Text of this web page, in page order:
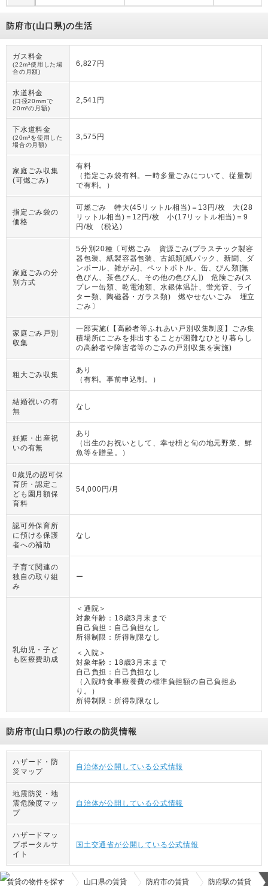
防府市(山口県)の生活
ガス料金
(22m³使用した場
合の月額)
6,827円
水道料金
(口径20mmで
20m³の月額)
2,541円
下水道料金
(20m³を使用した
場合の月額)
3,575円
家庭ごみ収集
(可燃ごみ)
有料
（ 指定ごみ袋有料。一時多量ごみについて、従量制
で有料。
）
指定ごみ袋の
価格
可燃ごみ 特大(45リットル相当)＝13円/枚 大(28
リットル相当)＝12円/枚 小(17リットル相当)＝9
円/枚 (税込)
家庭ごみの分
別方式
5分別20種〔可燃ごみ 資源ごみ(プラスチック製容
器包装、紙製容器包装、古紙類[紙パック、新聞、ダ
ンボール、雑がみ]、ペットボトル、缶、びん類[無
色びん、茶色びん、その他の色びん]) 危険ごみ(ス
プレー缶類、乾電池類、水銀体温計、蛍光管、ライ
ター類、陶磁器・ガラス類) 燃やせないごみ 埋立
ごみ〕
家庭ごみ戸別
収集
一部実施(【高齢者等ふれあい戸別収集制度】ごみ集
積場所にごみを排出することが困難なひとり暮らし
の高齢者や障害者等のごみの戸別収集を実施)
粗大ごみ収集
あり
（ 有料。事前申込制。 ）
結婚祝いの有
無
なし
妊娠・出産祝
いの有無
あり
（ 出生のお祝いとして、幸せ枡と旬の地元野菜、鮮
魚等を贈呈。
）
0歳児の認可保
育所・認定こ
ども園月額保
育料
54,000円/月
認可外保育所
に預ける保護
者への補助
なし
子育て関連の
独自の取り組
み
ー
乳幼児・子ど
も医療費助成
＜通院＞
対象年齢： 18歳3月末まで
自己負担： 自己負担なし
所得制限： 所得制限なし
＜入院＞
対象年齢： 18歳3月末まで
自己負担： 自己負担なし
（ 入院時食事療養費の標準負担額の自己負担あ
り。
）
所得制限： 所得制限なし
防府市(山口県)の行政の防災情報
ハザード・防
災マップ
自治体が公開している公式情報
地震防災・地
震危険度マッ
プ
自治体が公開している公式情報
ハザードマッ
プポータルサ
イト
国土交通省が公開している公式情報
賃貸の物件を探す 山口県の賃貸 防府市の賃貸 防府駅の賃貸